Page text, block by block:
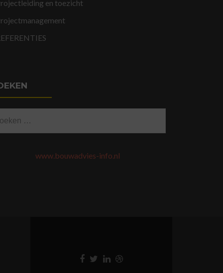
en toezicht
www.bouwadvies-info.nl